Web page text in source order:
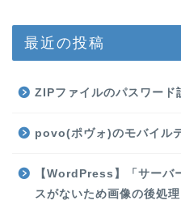
最近の投稿
ZIPファイルのパスワード
povo(ポヴォ)のモバイル
【WordPress】「サーバ
スがないため画像の後処